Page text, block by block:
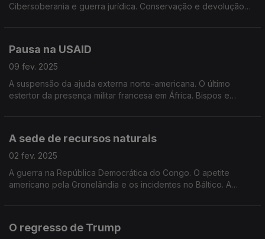
Cibersoberania e guerra jurídica. Conservação e devolução
Pausa na USAID
09 fev. 2025
A suspensão da ajuda externa norte-americana. O último
estertor da presença militar francesa em África. Bispos e
A sede de recursos naturais
02 fev. 2025
A guerra na República Democrática do Congo. O apetite
americano pela Gronelândia e os incidentes no Báltico. A
O regresso de Trump